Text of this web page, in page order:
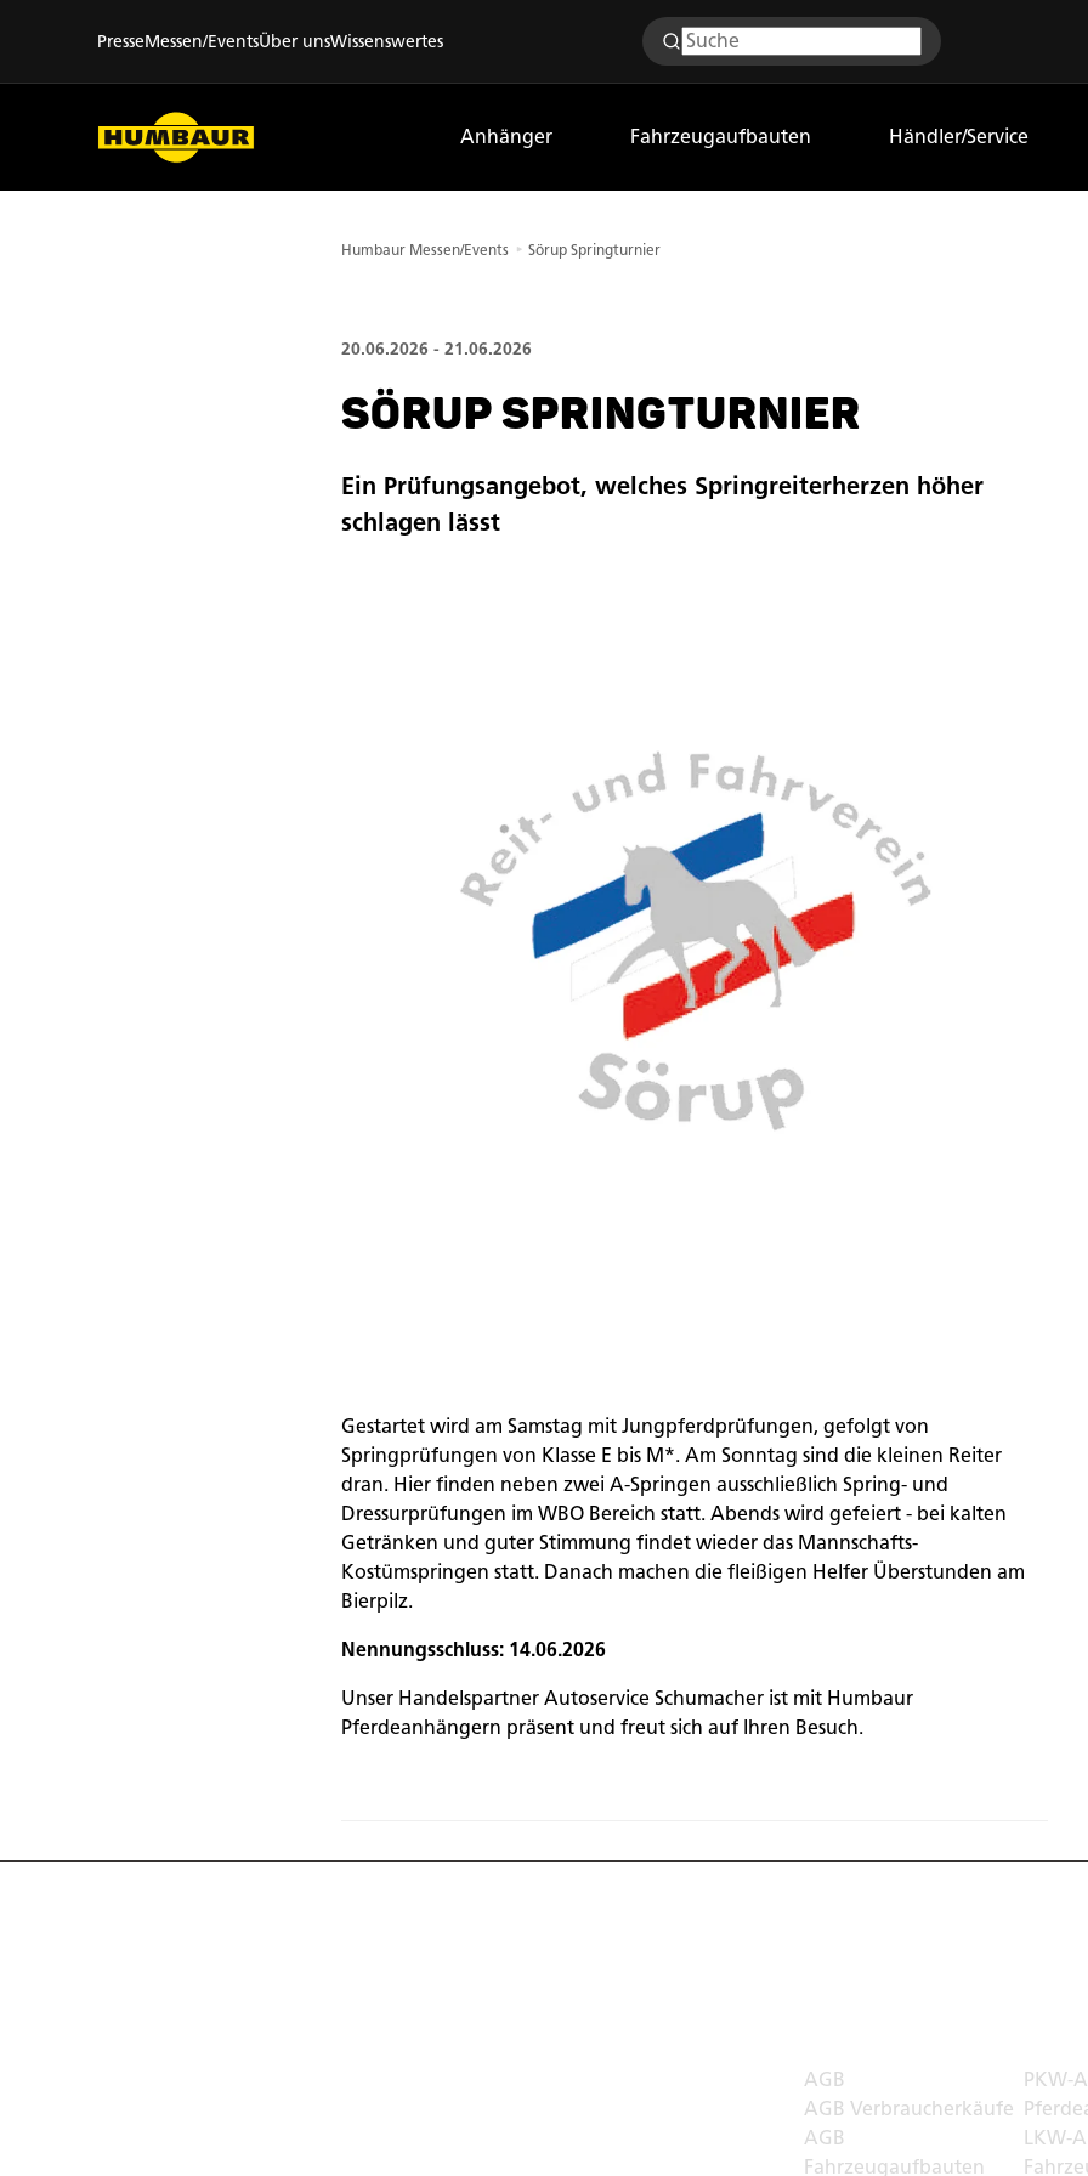
PresseMessen/EventsÜber unsWissenswertes
Anhänger Fahrzeugaufbauten Händler/Service
Humbaur Messen/Events Sörup Springturnier
20.06.2026 - 21.06.2026
SÖRUP SPRINGTURNIER
Ein Prüfungsangebot, welches Springreiterherzen höher
schlagen lässt
Gestartet wird am Samstag mit Jungpferdprüfungen, gefolgt von
Springprüfungen von Klasse E bis M*. Am Sonntag sind die kleinen Reiter
dran. Hier finden neben zwei A-Springen ausschließlich Spring- und
Dressurprüfungen im WBO Bereich statt. Abends wird gefeiert - bei kalten
Getränken und guter Stimmung findet wieder das Mannschafts-
Kostümspringen statt. Danach machen die fleißigen Helfer Überstunden am
Bierpilz.
Nennungsschluss: 14.06.2026
Unser Handelspartner Autoservice Schumacher ist mit Humbaur
Pferdeanhängern präsent und freut sich auf Ihren Besuch.
AGB
AGB Verbraucherkäufe
AGB
Fahrzeugaufbauten
PKW-
LKW-